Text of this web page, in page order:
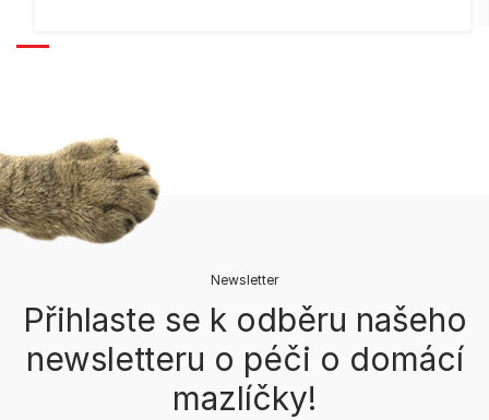
Newsletter
Přihlaste se k odběru našeho
newsletteru o péči o domácí
mazlíčky!